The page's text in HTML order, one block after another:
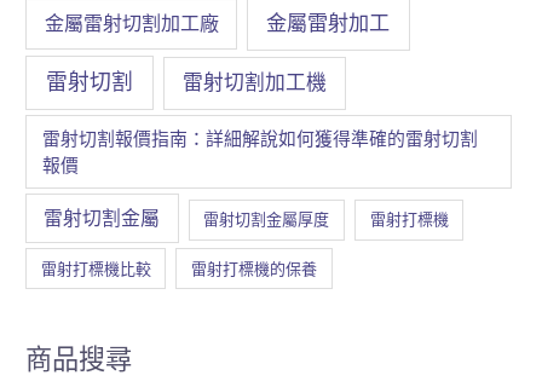
金屬雷射切割加工廠 金屬雷射加工
雷射切割 雷射切割加工機
雷射切割報價指南：詳細解說如何獲得準確的雷射切割
報價
雷射切割金屬 雷射切割金屬厚度 雷射打標機
雷射打標機比較 雷射打標機的保養
商品搜尋